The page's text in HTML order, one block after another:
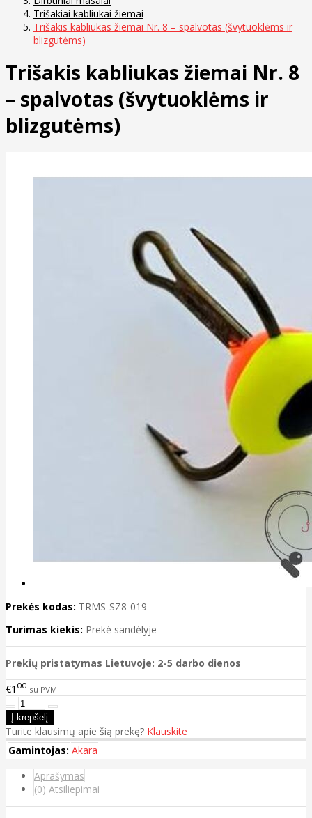
Trišakiai kabliukai žiemai
Trišakis kabliukas žiemai Nr. 8 – spalvotas (švytuoklėms ir
blizgutėms)
Trišakis kabliukas žiemai Nr. 8
– spalvotas (švytuoklėms ir
blizgutėms)
Prekės kodas: TRMS-SZ8-019
Turimas kiekis: Prekė sandėlyje
Prekių pristatymas Lietuvoje: 2-5 darbo dienos
€1 00 su PVM
Turite klausimų apie šią prekę? Klauskite
Gamintojas: Akara
Aprašymas
(0) Atsiliepimai